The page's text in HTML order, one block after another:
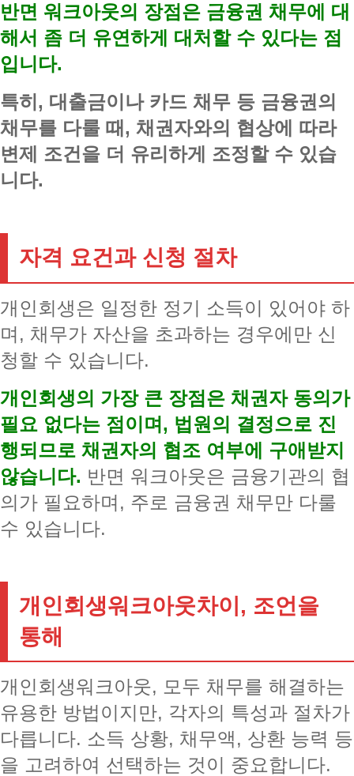
반면 워크아웃의 장점은 금융권 채무에 대
해서 좀 더 유연하게 대처할 수 있다는 점
입니다.
특히, 대출금이나 카드 채무 등 금융권의
채무를 다룰 때, 채권자와의 협상에 따라
변제 조건을 더 유리하게 조정할 수 있습
니다.
자격 요건과 신청 절차
개인회생은 일정한 정기 소득이 있어야 하
며, 채무가 자산을 초과하는 경우에만 신
청할 수 있습니다.
개인회생의 가장 큰 장점은 채권자 동의가
필요 없다는 점이며, 법원의 결정으로 진
행되므로 채권자의 협조 여부에 구애받지
않습니다. 반면 워크아웃은 금융기관의 협
의가 필요하며, 주로 금융권 채무만 다룰
수 있습니다.
개인회생워크아웃차이, 조언을
통해
개인회생워크아웃, 모두 채무를 해결하는
유용한 방법이지만, 각자의 특성과 절차가
다릅니다. 소득 상황, 채무액, 상환 능력 등
을 고려하여 선택하는 것이 중요합니다.